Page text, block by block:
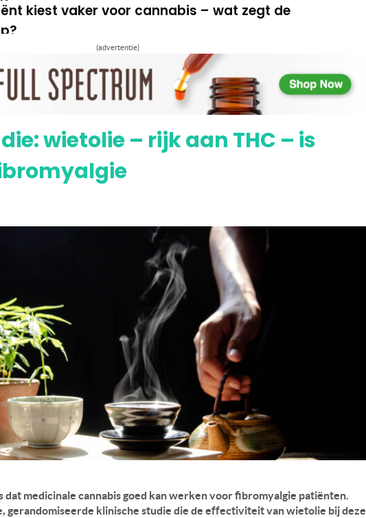
2 – CBD/THC-combinatie regelt de
ziekte van Parkinson: 44% meldt verbetering
(advertentie)
wietolie – rijk aan THC – is
dat medicinale cannabis goed kan werken voor fibromyalgie patiënten.
gerandomiseerde klinische studie die de effectiviteit van wietolie bij deze